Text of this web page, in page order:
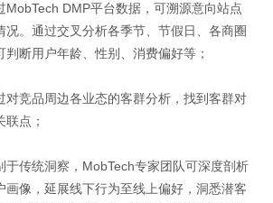
MobTech DMP平台数据，可溯源意向站点
况。通过交叉分析各季节、节假日、各商圈
判断用户年龄、性别、消费偏好等；
对竞品周边各业态的客群分析，找到客群对
点；
于传统洞察，MobTech专家团队可深度剖析
画像，延展线下行为至线上偏好，洞悉潜客